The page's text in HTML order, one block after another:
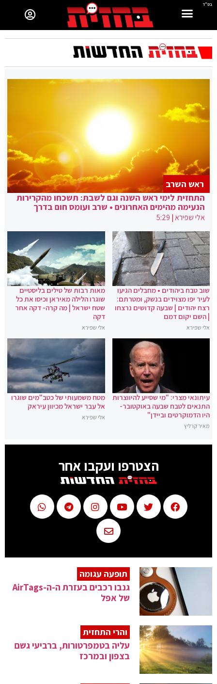
בס"ד
התחזית לימי ראש השנה וגם לשבת: תשכחו מהקרירות
הנעימה מהימים האחרונים • שרב ועומס חום בדרך
אלי שפירא|
5:29
ראש השרב
שוב טבח ביהודים • מחבלים הגיעו
לעיר יפו מצוידים בנשק, ומטרתם:
רצח יהודים | שבעה קדושים נרצחו
| השם יקום דמם
אלי שפירא
מאות רבות של טילים בליסטיים
שוגרו הלילה מאיראן וכיסו את כל
שטח ישראל | מה קרה- דקה אחר
דקה
אלי שפירא
עיתונאי מצרי: "מי שסייע להיווצרות
התנאים לטבח שבעה באוקטובר-
היו הדמוקרטים וביידן"
מאיר קרליץ
מטח משמעותי של כטב"מים שוגרו
אל עבר ישראל מכיוון עיראק
אלי שפירא
הצטרפו ועקבו אחר
תופעה עגומה
גנבו רכבים בעזרת ה-ה-AirTags
של אפל
והרי התחזית
עליה בטמפרטורות, ברביעי גשם
בצפון ובמרכז